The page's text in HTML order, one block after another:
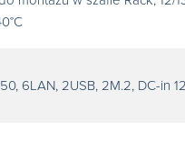
6LAN, 2USB, 2M.2, DC-in